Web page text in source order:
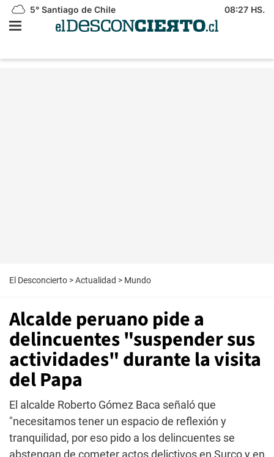
5° Santiago de Chile 08:27 HS.
El Desconcierto >Actualidad > Mundo
Alcalde peruano pide a
delincuentes "suspender sus
actividades" durante la visita
del Papa
El alcalde Roberto Gómez Baca señaló que
"necesitamos tener un espacio de reflexión y
tranquilidad, por eso pido a los delincuentes se
abstengan de cometer actos delictivos en Surco y en